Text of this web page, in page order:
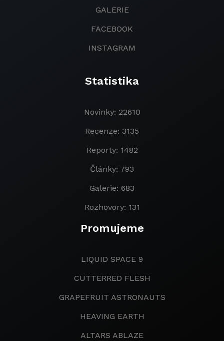
GALERIE
FACEBOOK
INSTAGRAM
Statistika
Novinky: 22610
Recenze: 3135
Reporty: 1482
Články: 793
Galerie: 683
Rozhovory: 131
Promujeme
LIQUID SPACE 9
CUTTERRED FLESH
GRAPEFRUIT ASTRONAUTS
HEAVING EARTH
ALTARS ABLAZE